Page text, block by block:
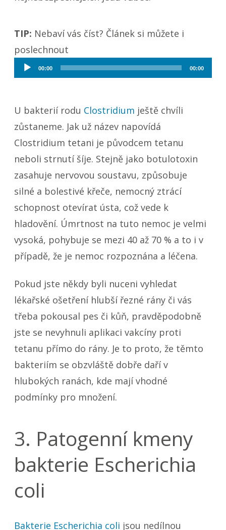
TIP: Nebaví vás číst? Článek si můžete i
poslechnout
Audio
přehrávač
00:00 00:00
U bakterií rodu Clostridium ještě chvíli
zůstaneme. Jak už název napovídá
Clostridium tetani je původcem tetanu
neboli strnutí šíje. Stejně jako botulotoxin
zasahuje nervovou soustavu, způsobuje
silné a bolestivé křeče, nemocný ztrácí
schopnost otevírat ústa, což vede k
hladovění. Úmrtnost na tuto nemoc je velmi
vysoká, pohybuje se mezi 40 až 70 % a to i v
případě, že je nemoc rozpoznána a léčena.
Pokud jste někdy byli nuceni vyhledat
lékařské ošetření hlubší řezné rány či vás
třeba pokousal pes či kůň, pravděpodobně
jste se nevyhnuli aplikaci vakcíny proti
tetanu přímo do rány. Je to proto, že těmto
bakteriím se obzvláště dobře daří v
hlubokých ranách, kde mají vhodné
podmínky pro množení.
3. Patogenní kmeny
bakterie Escherichia
coli
Bakterie Escherichia coli jsou nedílnou